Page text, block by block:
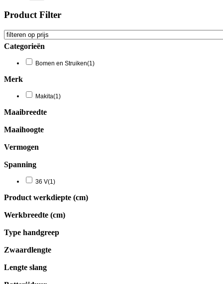
Product Filter
Categorieën
Bomen en Struiken(1)
Merk
Makita(1)
Maaibreedte
Maaihoogte
Vermogen
Spanning
36 V(1)
Product werkdiepte (cm)
Werkbreedte (cm)
Type handgreep
Zwaardlengte
Lengte slang